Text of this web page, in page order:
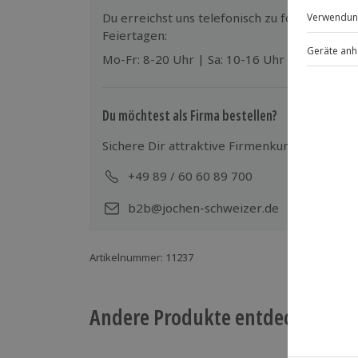
Teilnehmer
Gutschein gültig für 2 Personen
Du erreichst uns telefonisch zu folgenden
Feiertagen:
Mo-Fr: 8-20 Uhr | Sa: 10-16 Uhr
Du möchtest als Firma bestellen?
Sichere Dir attraktive Firmenkunden Vorteile.
+49 89 / 60 60 89 700
b2b@jochen-schweizer.de
Artikelnummer: 11237
Andere Produkte entdecken